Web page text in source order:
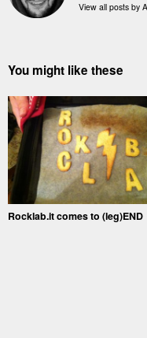
View all posts by
You might like these
Rocklab.it comes to (leg)END